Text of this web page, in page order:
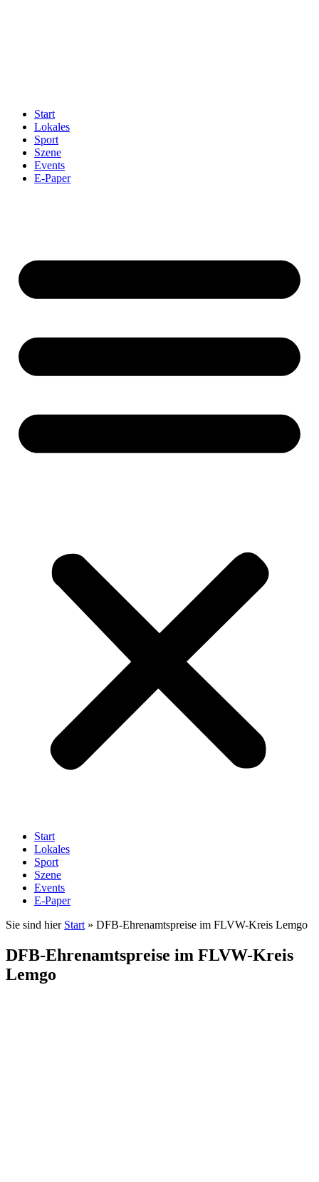
Start
Lokales
Sport
Szene
Events
E-Paper
Start
Lokales
Sport
Szene
Events
E-Paper
Sie sind hier Start » DFB-Ehrenamtspreise im FLVW-Kreis Lemgo
DFB-Ehrenamtspreise im FLVW-Kreis
Lemgo